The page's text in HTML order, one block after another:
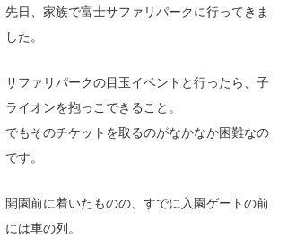
先日、家族で富士サファリパークに行ってきま
した。
サファリパークの目玉イベントと行ったら、子
ライオンを抱っこできること。
でもそのチケットを取るのがなかなか困難なの
です。
開園前に着いたものの、すでに入園ゲートの前
には車の列。
Core Surf Japan